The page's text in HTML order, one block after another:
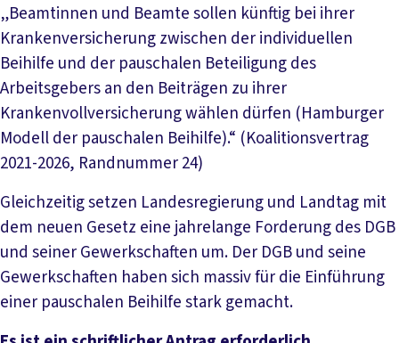
„Beamtinnen und Beamte sollen künftig bei ihrer
Krankenversicherung zwischen der individuellen
Beihilfe und der pauschalen Beteiligung des
Arbeitsgebers an den Beiträgen zu ihrer
Krankenvollversicherung wählen dürfen (Hamburger
Modell der pauschalen Beihilfe).“ (Koalitionsvertrag
2021-2026, Randnummer 24)
Gleichzeitig setzen Landesregierung und Landtag mit
dem neuen Gesetz eine jahrelange Forderung des DGB
und seiner Gewerkschaften um. Der DGB und seine
Gewerkschaften haben sich massiv für die Einführung
einer pauschalen Beihilfe stark gemacht.